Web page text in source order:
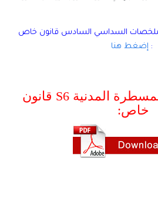
السداسي السادس قانون خاص
: إضغط هنا
تحميل ملخص المسطرة المدنية S6 قانون
خاص: